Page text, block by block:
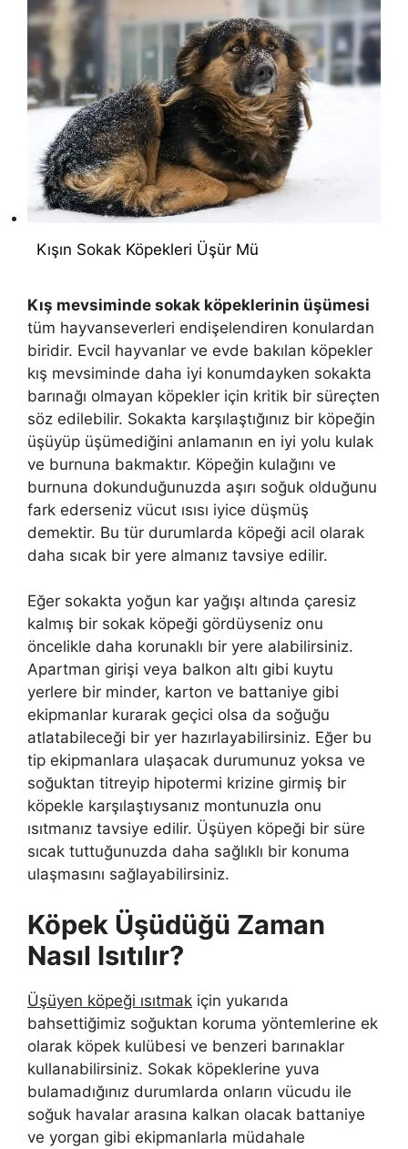
Kışın Sokak Köpekleri Üşür Mü
Kış mevsiminde sokak köpeklerinin üşümesi
tüm hayvanseverleri endişelendiren konulardan
biridir. Evcil hayvanlar ve evde bakılan köpekler
kış mevsiminde daha iyi konumdayken sokakta
barınağı olmayan köpekler için kritik bir süreçten
söz edilebilir. Sokakta karşılaştığınız bir köpeğin
üşüyüp üşümediğini anlamanın en iyi yolu kulak
ve burnuna bakmaktır. Köpeğin kulağını ve
burnuna dokunduğunuzda aşırı soğuk olduğunu
fark ederseniz vücut ısısı iyice düşmüş
demektir. Bu tür durumlarda köpeği acil olarak
daha sıcak bir yere almanız tavsiye edilir.
Eğer sokakta yoğun kar yağışı altında çaresiz
kalmış bir sokak köpeği gördüyseniz onu
öncelikle daha korunaklı bir yere alabilirsiniz.
Apartman girişi veya balkon altı gibi kuytu
yerlere bir minder, karton ve battaniye gibi
ekipmanlar kurarak geçici olsa da soğuğu
atlatabileceği bir yer hazırlayabilirsiniz. Eğer bu
tip ekipmanlara ulaşacak durumunuz yoksa ve
soğuktan titreyip hipotermi krizine girmiş bir
köpekle karşılaştıysanız montunuzla onu
ısıtmanız tavsiye edilir. Üşüyen köpeği bir süre
sıcak tuttuğunuzda daha sağlıklı bir konuma
ulaşmasını sağlayabilirsiniz.
Köpek Üşüdüğü Zaman
Nasıl Isıtılır?
Üşüyen köpeği ısıtmak için yukarıda
bahsettiğimiz soğuktan koruma yöntemlerine ek
olarak köpek kulübesi ve benzeri barınaklar
kullanabilirsiniz. Sokak köpeklerine yuva
bulamadığınız durumlarda onların vücudu ile
soğuk havalar arasına kalkan olacak battaniye
ve yorgan gibi ekipmanlarla müdahale